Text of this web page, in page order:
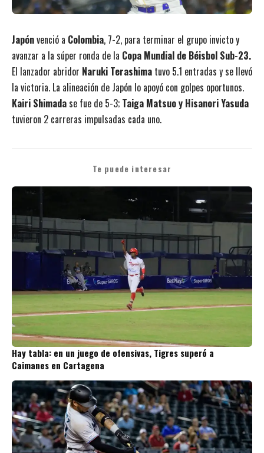
Japónvenció a Colombia, 7-2, para terminar el grupo invicto y
avanzar a la súper ronda de la Copa Mundial de Béisbol Sub-23.
El lanzador abridor Naruki Terashima tuvo 5.1 entradas y se llevó
la victoria. La alineación de Japón lo apoyó con golpes oportunos.
Kairi Shimadase fue de 5-3; Taiga Matsuo y Hisanori Yasuda
tuvieron 2 carreras impulsadas cada uno.
Te puede interesar
Hay tabla: en un juego de ofensivas, Tigres superó a
Caimanes en Cartagena